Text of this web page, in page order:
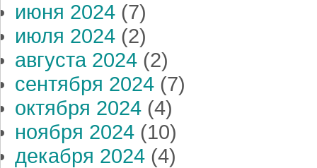
июня 2024 (7)
июля 2024 (2)
августа 2024 (2)
сентября 2024 (7)
октября 2024 (4)
ноября 2024 (10)
декабря 2024 (4)